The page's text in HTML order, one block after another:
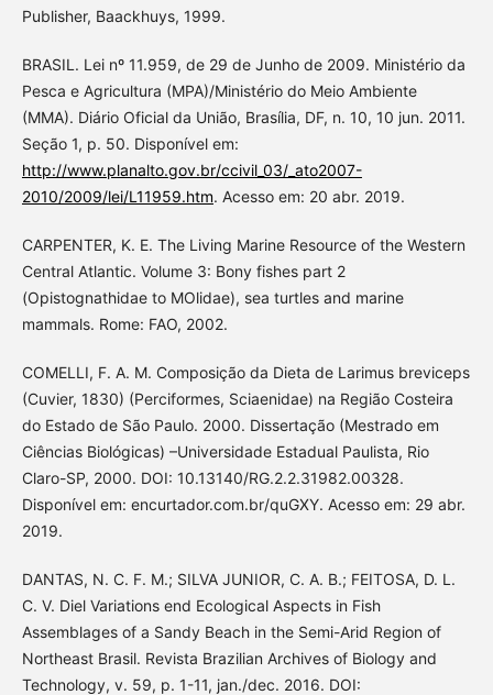
Publisher, Baackhuys, 1999.
BRASIL. Lei nº 11.959, de 29 de Junho de 2009. Ministério da
Pesca e Agricultura (MPA)/Ministério do Meio Ambiente
(MMA). Diário Oficial da União, Brasília, DF, n. 10, 10 jun. 2011.
Seção 1, p. 50. Disponível em:
http://www.planalto.gov.br/ccivil_03/_ato2007-
2010/2009/lei/L11959.htm. Acesso em: 20 abr. 2019.
CARPENTER, K. E. The Living Marine Resource of the Western
Central Atlantic. Volume 3: Bony fishes part 2
(Opistognathidae to MOlidae), sea turtles and marine
mammals. Rome: FAO, 2002.
COMELLI, F. A. M. Composição da Dieta de Larimus breviceps
(Cuvier, 1830) (Perciformes, Sciaenidae) na Região Costeira
do Estado de São Paulo. 2000. Dissertação (Mestrado em
Ciências Biológicas) –Universidade Estadual Paulista, Rio
Claro-SP, 2000. DOI: 10.13140/RG.2.2.31982.00328.
Disponível em: encurtador.com.br/quGXY. Acesso em: 29 abr.
2019.
DANTAS, N. C. F. M.; SILVA JUNIOR, C. A. B.; FEITOSA, D. L.
C. V. Diel Variations end Ecological Aspects in Fish
Assemblages of a Sandy Beach in the Semi-Arid Region of
Northeast Brasil. Revista Brazilian Archives of Biology and
Technology, v. 59, p. 1-11, jan./dec. 2016. DOI: